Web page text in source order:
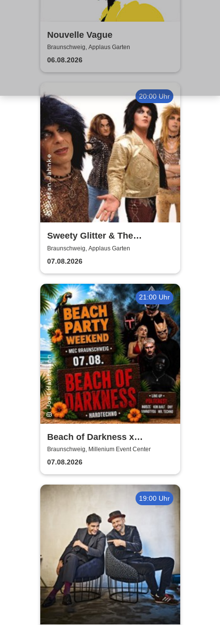
Nouvelle Vague
Braunschweig, Applaus Garten
06.08.2026
20:00 Uhr
Sweety Glitter & The
Sweethearts - Live 2026
Braunschweig, Applaus Garten
07.08.2026
21:00 Uhr
Beach of Darkness x
Poltergst x Techno
Braunschweig, Millenium Event Center
07.08.2026
19:00 Uhr